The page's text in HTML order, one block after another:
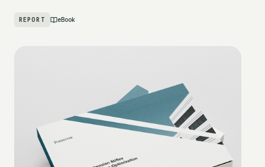
REPORT eBook